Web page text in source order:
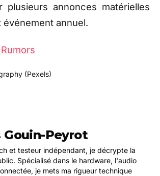
plusieurs annonces matérielles
annuel.
(Pexels)
Gouin-Peyrot
et testeur indépendant, je décrypte la
Spécialisé dans le hardware, l'audio
je mets ma rigueur technique